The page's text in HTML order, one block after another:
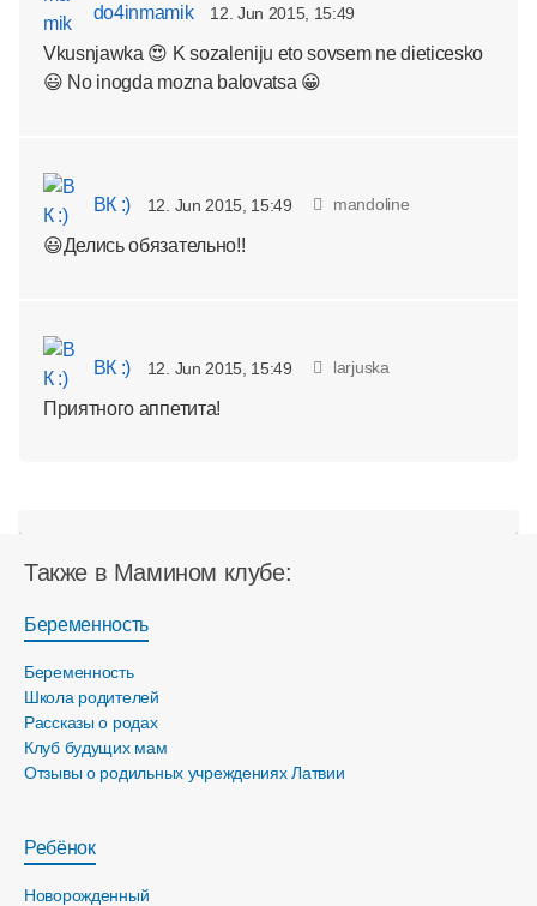
do4inmamik 12. Jun 2015, 15:49
Vkusnjawka 😍 K sozaleniju eto sovsem ne dieticesko
😃 No inogda mozna balovatsa 😀
ВК :) 12. Jun 2015, 15:49 mandoline
😃Делись обязательно!!
ВК :) 12. Jun 2015, 15:49 larjuska
Приятного аппетита!
Также в Мамином клубе:
Беременность
Беременность
Школа родителей
Рассказы о родах
Клуб будущих мам
Отзывы о родильных учреждениях Латвии
Ребёнок
Новорожденный